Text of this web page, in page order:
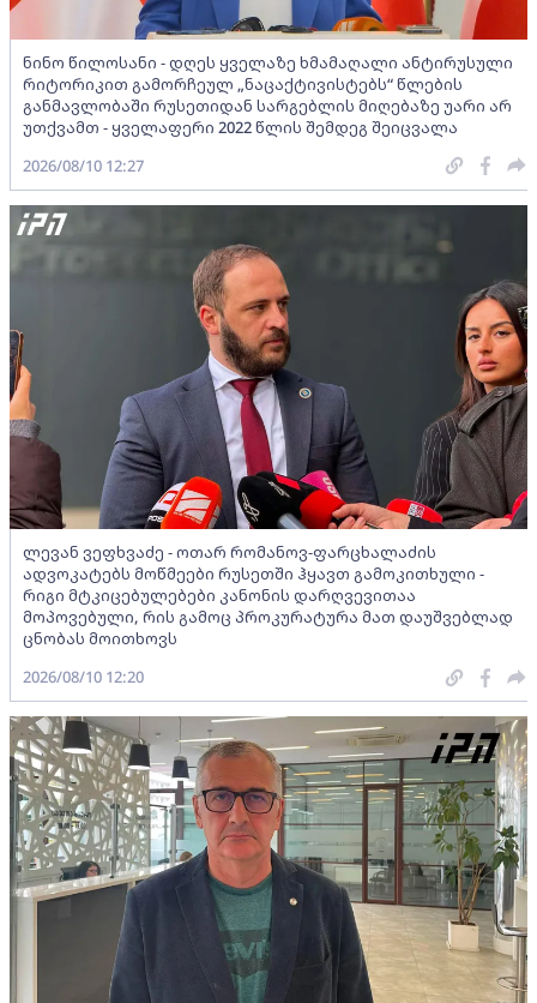
ნინო წილოსანი - დღეს ყველაზე ხმამაღალი ანტირუსული
რიტორიკით გამორჩეულ „ნაცაქტივისტებს“ წლების
განმავლობაში რუსეთიდან სარგებლის მიღებაზე უარი არ
უთქვამთ - ყველაფერი 2022 წლის შემდეგ შეიცვალა
2026/08/10 12:27
ლევან ვეფხვაძე - ოთარ რომანოვ-ფარცხალაძის
ადვოკატებს მოწმეები რუსეთში ჰყავთ გამოკითხული -
რიგი მტკიცებულებები კანონის დარღვევითაა
მოპოვებული, რის გამოც პროკურატურა მათ დაუშვებლად
ცნობას მოითხოვს
2026/08/10 12:20